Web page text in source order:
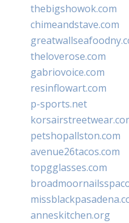
thebigshowok.com
chimeandstave.com
theloverose.com
gabriovoice.com
resinflowart.com
p-sports.net
petshopallston.com
avenue26tacos.com
topgglasses.com
anneskitchen.org